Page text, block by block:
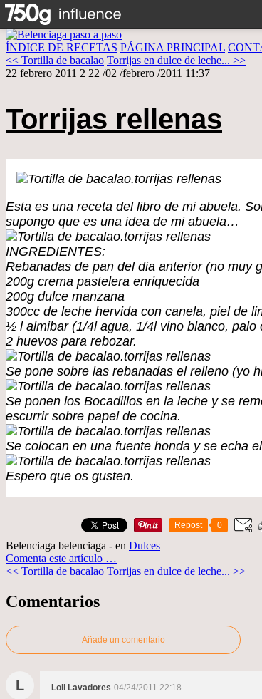
ÍNDICE DE RECETAS PÁGINA PRINCIPAL
<< Tortilla de bacalao Torrijas en dulce de leche... >>
22 febrero 2011 2 22 /02 /febrero /2011 11:37
Torrijas rellenas
Esta es una receta del libro de mi abuela.
supongo que es una idea de mi abuela…
INGREDIENTES:
Rebanadas de pan del dia anterior (no muy
200g crema pastelera enriquecida
200g dulce manzana
300cc de leche hervida con canela, piel de
½ l almibar (1/4l agua, 1/4l vino blanco, palo
2 huevos para rebozar.
Se pone sobre las rebanadas el relleno (yo
Se ponen los Bocadillos en la leche y se
escurrir sobre papel de cocina.
Se colocan en una fuente honda y se echa
Espero que os gusten.
Repost 0
Belenciaga belenciaga - en Dulces
Comenta este artículo …
<< Tortilla de bacalao Torrijas en dulce de leche... >>
Comentarios
Añade un comentario
L Loli Lavadores 04/24/2011 22:18